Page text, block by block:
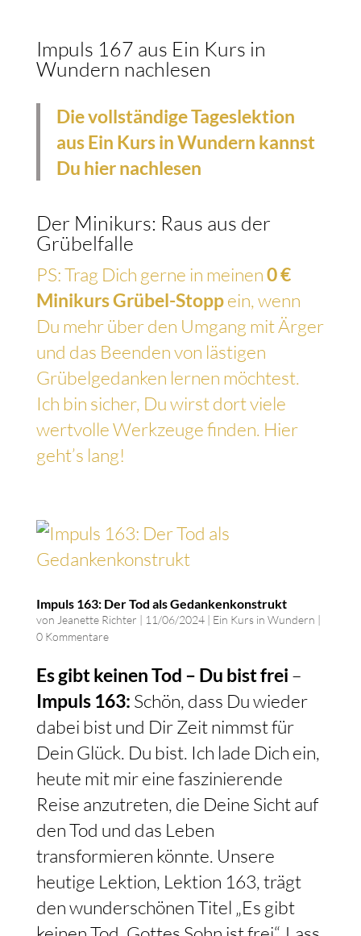
Impuls 167 aus Ein Kurs in
Wundern nachlesen
Die vollständige Tageslektion
aus Ein Kurs in Wundern kannst
Du hier nachlesen
Der Minikurs: Raus aus der
Grübelfalle
PS: Trag Dich gerne in meinen0 €
Minikurs Grübel-Stoppein, wenn
Du mehr über den Umgang mit Ärger
und das Beenden von lästigen
Grübelgedanken lernen möchtest.
Ich bin sicher, Du wirst dort viele
wertvolle Werkzeuge finden. Hier
geht’s lang!
Impuls 163: Der Tod als Gedankenkonstrukt
von Jeanette Richter | 11/06/2024| Ein Kurs in Wundern |
0 Kommentare
Es gibt keinen Tod – Du bist frei –
Impuls 163: Schön, dass Du wieder
dabei bist und Dir Zeit nimmst für
Dein Glück. Du bist. Ich lade Dich ein,
heute mit mir eine faszinierende
Reise anzutreten, die Deine Sicht auf
den Tod und das Leben
transformieren könnte. Unsere
heutige Lektion, Lektion 163, trägt
den wunderschönen Titel „Es gibt